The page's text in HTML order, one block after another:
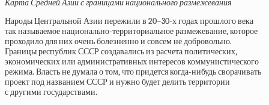
Карта Средней Азии с границами национального размежевания
Народы Центральной Азии пережили в 20−30-х годах прошлого века
так называемое национально-территориальное размежевание, которое
проходило для них очень болезненно и совсем не добровольно.
Границы республик СССР создавались из расчета политических,
экономических или административных интересов коммунистического
режима. Власть не думала о том, что придется когда-нибудь сворачивать
проект под названием СССР и нужно будет делить территории
с другими государствами.